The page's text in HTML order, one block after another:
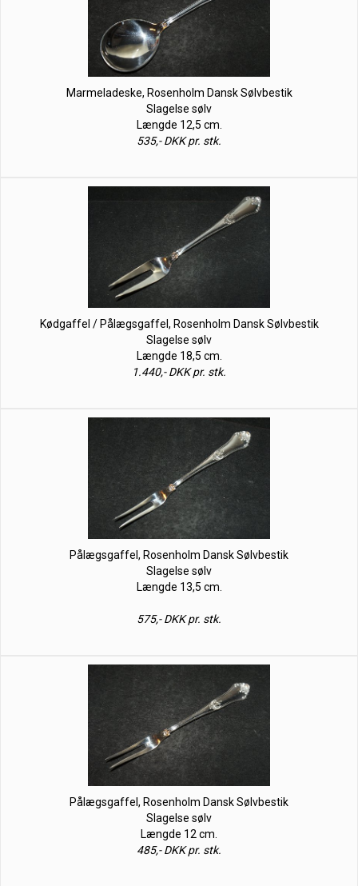
Marmeladeske, Rosenholm Dansk Sølvbestik
Slagelse sølv
Længde 12,5 cm.
535,- DKK pr. stk.
Kødgaffel / Pålægsgaffel, Rosenholm Dansk Sølvbestik
Slagelse sølv
Længde 18,5 cm.
1.440,- DKK pr. stk.
Pålægsgaffel, Rosenholm Dansk Sølvbestik
Slagelse sølv
Længde 13,5 cm.
575,- DKK pr. stk.
Pålægsgaffel, Rosenholm Dansk Sølvbestik
Slagelse sølv
Længde 12 cm.
485,- DKK pr. stk.